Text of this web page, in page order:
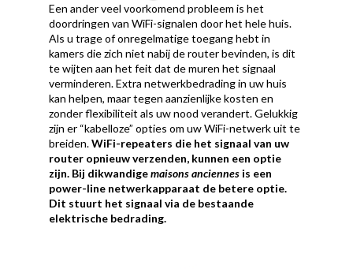
Een ander veel voorkomend probleem is het
doordringen van WiFi-signalen door het hele huis.
Als u trage of onregelmatige toegang hebt in
kamers die zich niet nabij de router bevinden, is dit
te wijten aan het feit dat de muren het signaal
verminderen. Extra netwerkbedrading in uw huis
kan helpen, maar tegen aanzienlijke kosten en
zonder flexibiliteit als uw nood verandert. Gelukkig
zijn er “kabelloze” opties om uw WiFi-netwerk uit te
breiden.WiFi-repeaters die het signaal van uw
router opnieuw verzenden, kunnen een optie
zijn. Bij dikwandigemaisons anciennes is een
power-line netwerkapparaat de betere optie.
Dit stuurt het signaal via de bestaande
elektrische bedrading.